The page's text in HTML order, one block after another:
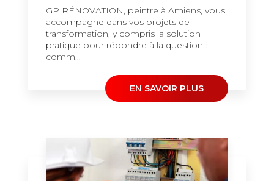
GP RÉNOVATION, peintre à Amiens, vous
accompagne dans vos projets de
transformation, y compris la solution
pratique pour répondre à la question :
comm...
EN SAVOIR PLUS